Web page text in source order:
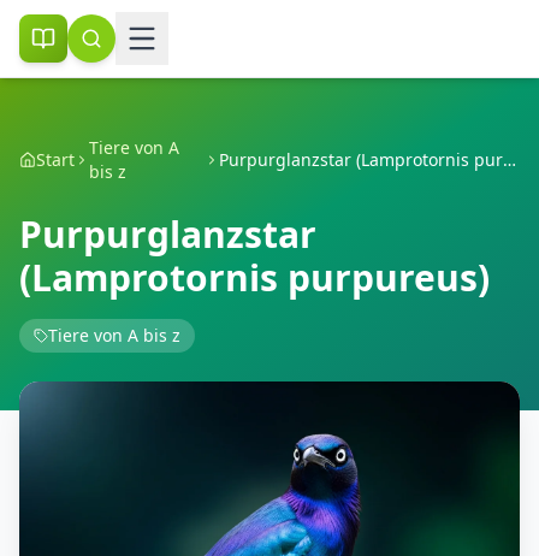
Start
Tiere von A
bis z
Purpurglanzstar (Lamprotornis purpureus)
Purpurglanzstar
(Lamprotornis purpureus)
Tiere von A bis z